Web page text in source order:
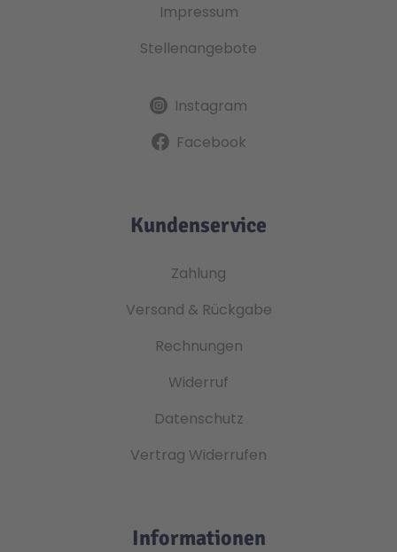
Impressum
Stellenangebote
Instagram
Facebook
Kundenservice
Zahlung
Versand & Rückgabe
Rechnungen
Widerruf
Datenschutz
Vertrag Widerrufen
Informationen